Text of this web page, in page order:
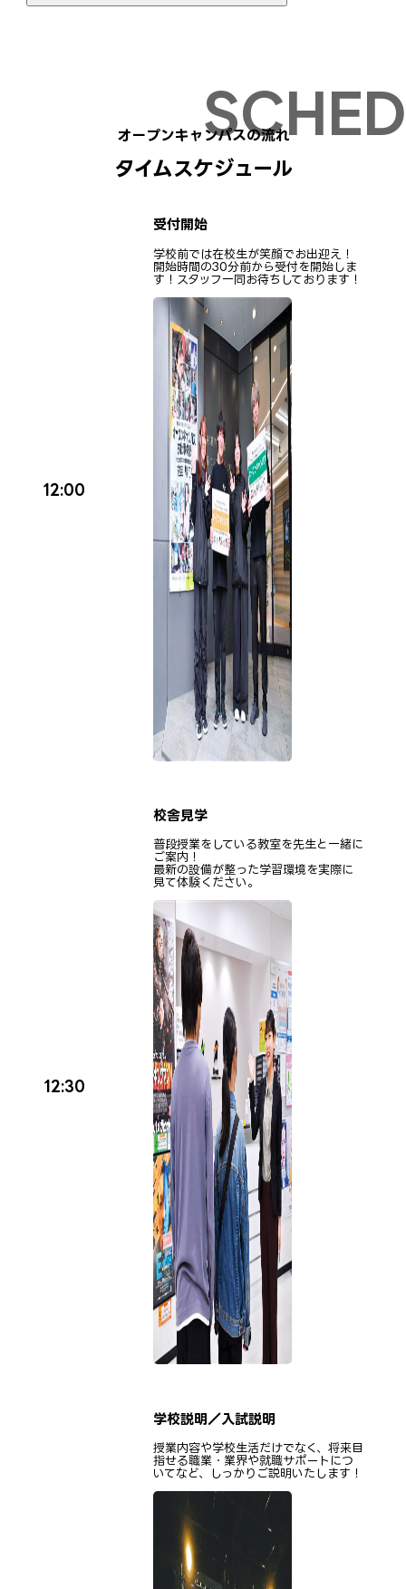
09/20(日)
11:30〜 ※W体験
申し込む
09/22(火・祝)
申し込む
10/04(日)
10/11(日)
10/12(月・祝)
オープンキャンパスの流れ
タイムスケジュール
12:00
受付開始
学校前では在校生が笑顔でお出迎え！
開始時間の30分前から受付を開始しま
す！スタッフ一同お待ちしております！
12:30
校舎見学
普段授業をしている教室を先生と一緒に
ご案内！
最新の設備が整った学習環境を実際に
見て体験ください。
学校説明／入試説明
授業内容や学校生活だけでなく、将来目
指せる職業・業界や就職サポートにつ
いてなど、しっかりご説明いたします！